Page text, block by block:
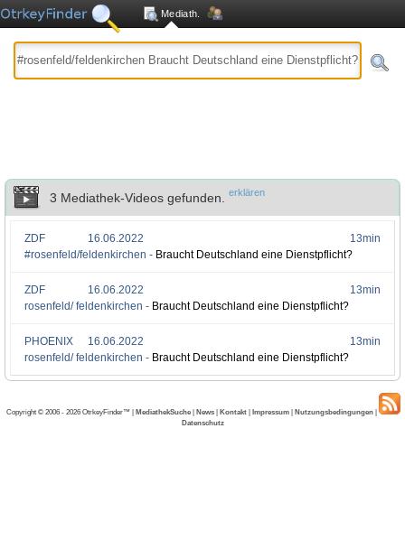
Mediath.
3 Mediathek-Videos gefunden. erklären
13min
ZDF
16.06.2022
#rosenfeld/feldenkirchen - Braucht Deutschland eine Dienstpflicht?
13min
ZDF
16.06.2022
rosenfeld/ feldenkirchen - Braucht Deutschland eine Dienstpflicht?
13min
PHOENIX
16.06.2022
rosenfeld/ feldenkirchen - Braucht Deutschland eine Dienstpflicht?
Copyright © 2006 - 2026 OtrkeyFinder™ | MediathekSuche | News | Kontakt | Impressum | Nutzungsbedingungen |
Datenschutz